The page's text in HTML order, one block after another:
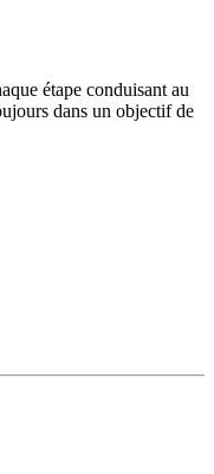
étape conduisant au
dans un objectif de